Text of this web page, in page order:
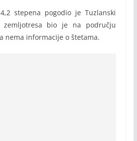
stepena pogodio je Tuzlanski
zemljotresa bio je na području
nema informacije o štetama.